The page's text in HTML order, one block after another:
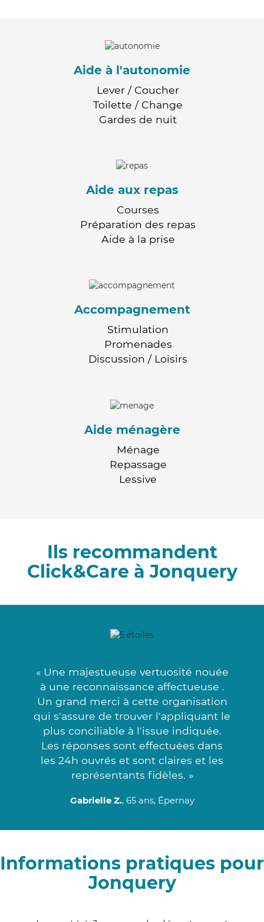
Aide à l'autonomie
Lever / Coucher
Toilette / Change
Gardes de nuit
Aide aux repas
Courses
Préparation des repas
Aide à la prise
Accompagnement
Stimulation
Promenades
Discussion / Loisirs
Aide ménagère
Ménage
Repassage
Lessive
Ils recommandent
Click&Care à Jonquery
« Une majestueuse vertuosité nouée
à une reconnaissance affectueuse .
Un grand merci à cette organisation
qui s'assure de trouver l'appliquant le
plus conciliable à l'issue indiquée.
Les réponses sont effectuées dans
les 24h ouvrés et sont claires et les
représentants fidèles. »
Gabrielle Z., 65 ans, Épernay
Informations pratiques pour
Jonquery